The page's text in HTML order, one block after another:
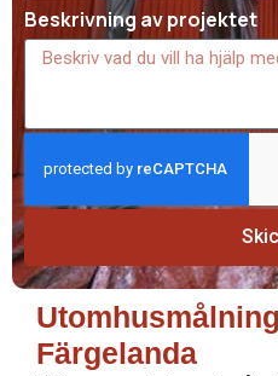
Beskrivning av projektet
Färgelanda